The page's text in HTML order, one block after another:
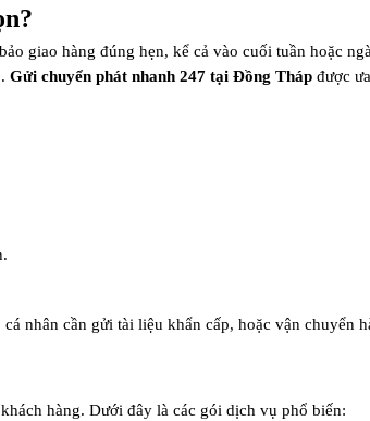
giao hàng đúng hẹn, kể cả vào cuối tuần hoặc
Gửi chuyển phát nhanh 247 tại Đồng Thápđược
nhân cần gửi tài liệu khẩn cấp, hoặc vận chuyển
hàng. Dưới đây là các gói dịch vụ phổ biến: